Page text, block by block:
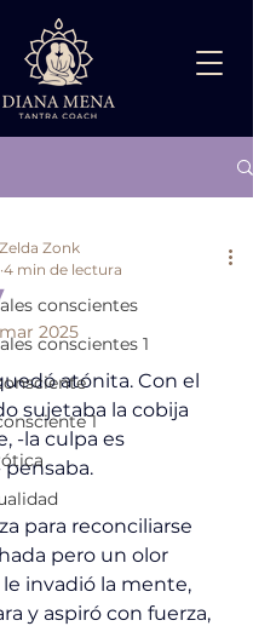
conscientes
conscientes 1
1
Zonk
4 min de lectura
2025
de 5 estrellas.
atónita. Con el
sujetaba la cobija
-la culpa es
para reconciliarse
pero un olor
invadió la mente,
y aspiró con fuerza,